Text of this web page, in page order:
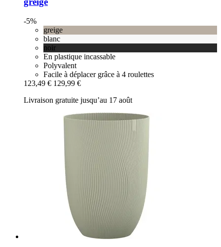
-5%
greige
blanc
noir
En plastique incassable
Polyvalent
Facile à déplacer grâce à 4 roulettes
123,49 € 129,99 €
Livraison gratuite jusqu’au 17 août